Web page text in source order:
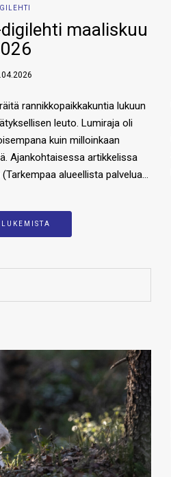
maaliskuu
rannikkopaikkakuntia lukuun
leuto. Lumiraja oli
kuin milloinkaan
Ajankohtaisessa artikkelissa
alueellista palvelua…